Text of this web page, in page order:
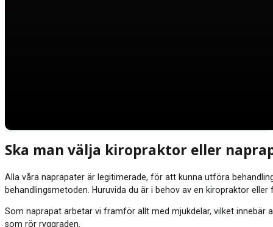
Ska man välja kiropraktor eller
Alla våra naprapater är legitimerade, för att kunna utföra
behandlingsmetoden. Huruvida du är i behov av en kiropraktor
Som naprapat arbetar vi framför allt med mjukdelar, vilket
som rör ryggraden.